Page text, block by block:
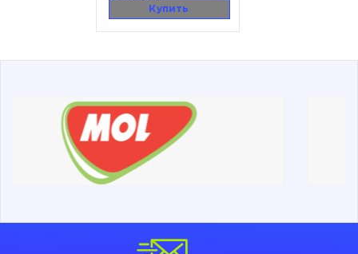
Ножи, режущие кромки
Защита (ковша, адаптера)
написати
листа
Купить